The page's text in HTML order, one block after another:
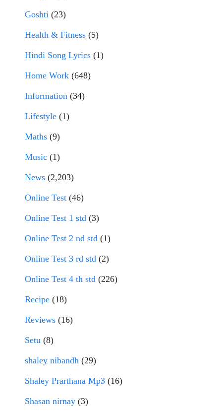
Goshti (23)
Health & Fitness (5)
Hindi Song Lyrics (1)
Home Work (648)
Information (34)
Lifestyle (1)
Maths (9)
Music (1)
News (2,203)
Online Test (46)
Online Test 1 std (3)
Online Test 2 nd std (1)
Online Test 3 rd std (2)
Online Test 4 th std (226)
Recipe (18)
Reviews (16)
Setu (8)
shaley nibandh (29)
Shaley Prarthana Mp3 (16)
Shasan nirnay (3)